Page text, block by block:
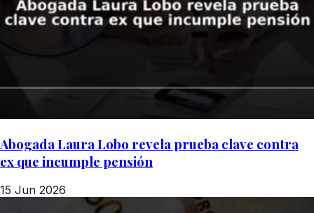
Abogada Laura Lobo revela prueba clave contra
ex que incumple pensión
15 Jun 2026